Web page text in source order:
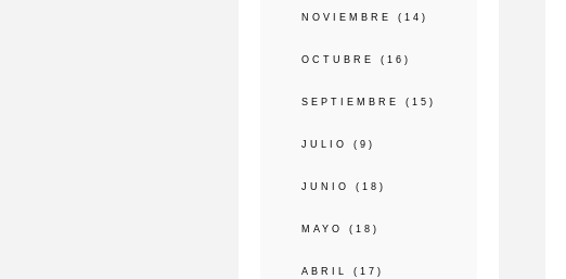
NOVIEMBRE (14)
OCTUBRE (16)
SEPTIEMBRE (15)
JULIO (9)
JUNIO (18)
MAYO (18)
ABRIL (17)